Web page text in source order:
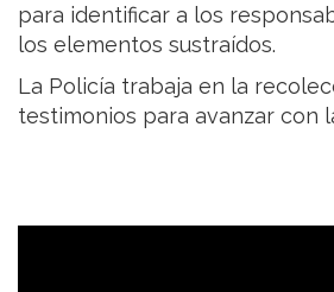
para identificar a los
los elementos sustraídos.
La Policía trabaja en la
testimonios para avanzar con